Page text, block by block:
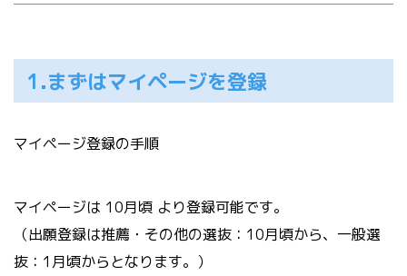
1.まずはマイページを登録
マイページ登録の手順
マイページは 10月頃 より登録可能です。
（出願登録は推薦・その他の選抜：10月頃から、一般選
抜：1月頃からとなります。）